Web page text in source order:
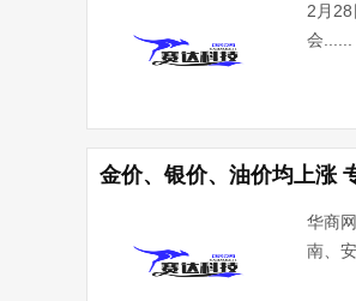
2月
会......
金价、银价、油价均上涨
华商
南、